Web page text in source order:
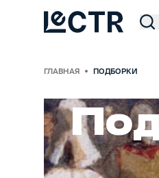
ГЛАВНАЯ ПОДБОРКИ